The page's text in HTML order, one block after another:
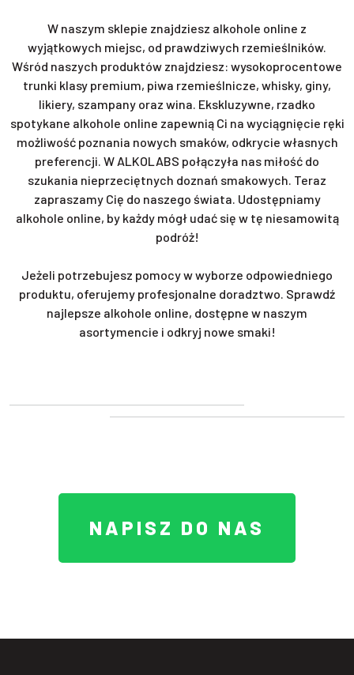
W naszym sklepie znajdziesz alkohole online z
wyjątkowych miejsc, od prawdziwych rzemieślników.
Wśród naszych produktów znajdziesz: wysokoprocentowe
trunki klasy premium, piwa rzemieślnicze, whisky, giny,
likiery, szampany oraz wina. Ekskluzywne, rzadko
spotykane alkohole online zapewnią Ci na wyciągnięcie ręki
możliwość poznania nowych smaków, odkrycie własnych
preferencji. W ALKOLABS połączyła nas miłość do
szukania nieprzeciętnych doznań smakowych. Teraz
zapraszamy Cię do naszego świata. Udostępniamy
alkohole online, by każdy mógł udać się w tę niesamowitą
podróż!
Jeżeli potrzebujesz pomocy w wyborze odpowiedniego
produktu, oferujemy profesjonalne doradztwo. Sprawdź
najlepsze alkohole online, dostępne w naszym
asortymencie i odkryj nowe smaki!
NAPISZ DO NAS